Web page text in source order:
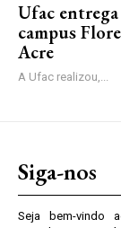
Ufac
campus
Acre
A Ufac realizou,...
Siga-nos
Seja bem-vindo